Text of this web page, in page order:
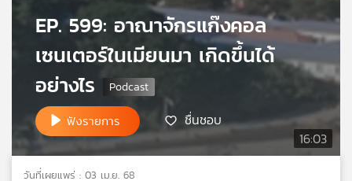
ไทย
แผนที่
วิทยุ
เครือ
ข่าย
16:03
EP. 599: อาณาจักรแก๊งคอล
เซนเตอร์ในเมียนมา เกิดขึ้นได้
อย่างไร
ฟังรายการ ชื่นชอบ
วันที่เผยแพร่ : 03 เม.ย. 68